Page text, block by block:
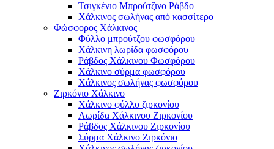
Τσιγκένιο Μπρούτζινο Ράβδο
Χάλκινος σωλήνας από κασσίτερο
Φώσφορος Χάλκινος
Φύλλο μπρούτζου φωσφόρου
Χάλκινη λωρίδα φωσφόρου
Ράβδος Χάλκινου Φωσφόρου
Χάλκινο σύρμα φωσφόρου
Χάλκινος σωλήνας φωσφόρου
Ζιρκόνιο Χάλκινο
Χάλκινο φύλλο ζιρκονίου
Λωρίδα Χάλκινου Ζιρκονίου
Ράβδος Χάλκινου Ζιρκονίου
Σύρμα Χάλκινο Ζιρκόνιο